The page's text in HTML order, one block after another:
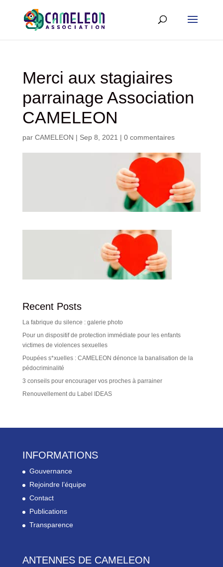
Merci aux stagiaires
parrainage Association
CAMELEON
par CAMELEON | Sep 8, 2021 | 0 commentaires
Recent Posts
La fabrique du silence : galerie photo
Pour un dispositif de protection immédiate pour les enfants
victimes de violences sexuelles
Poupées s*xuelles : CAMELEON dénonce la banalisation de la
pédocriminalité
3 conseils pour encourager vos proches à parrainer
Renouvellement du Label IDEAS
INFORMATIONS
Gouvernance
Rejoindre l’équipe
Contact
Publications
Transparence
ANTENNES DE CAMELEON